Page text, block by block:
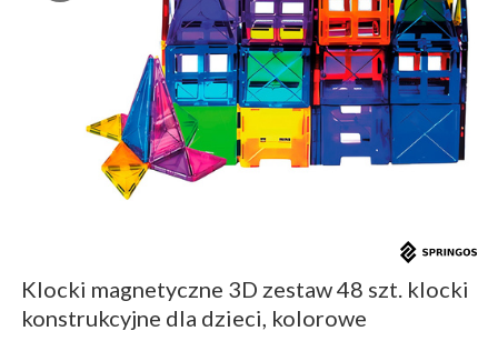
Klocki magnetyczne 3D zestaw 48 szt. klocki
konstrukcyjne dla dzieci, kolorowe